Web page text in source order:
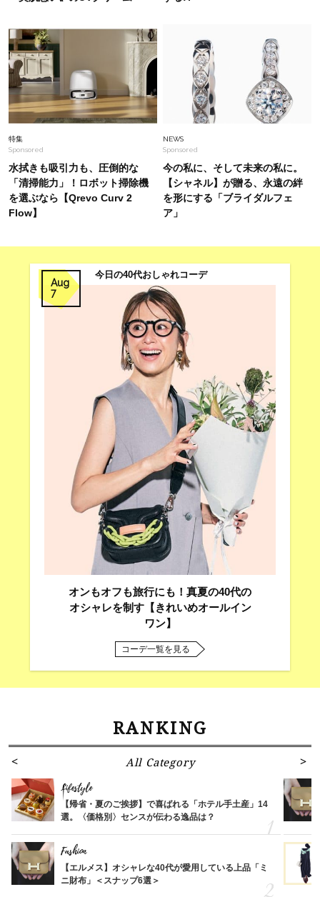
【40代の夏旅コーデ】リラクシーなワンピにバ
ッグで色を効かせて旅の高揚感を演出
Fashion 2026.8.2
【ユニクロ名品も】お手入れも着心地もラク！大
人が洒落る「黒アイテム」4選〈大草直子さんお
特集
Sponsored
水拭きも吸引力も、圧倒的な
「清掃能力」！ロボット掃除機
を選ぶなら【Qrevo Curv 2
Flow】
NEWS
Sponsored
今の私に、そして未来の私に。
【シャネル】が贈る、永遠の絆
を形にする「ブライダルフェ
ア」
Aug
7
今日の40代おしゃれコーデ
オンもオフも旅行にも！真夏の40代の
オシャレを制す【きれいめオールイン
ワン】
コーデ一覧を見る
RANKING
All Category
Lifestyle
【帰省・夏のご挨拶】で喜ばれる「ホテル手土産」14
選。〈価格別〉センスが伝わる逸品は？
Fashion
【エルメス】オシャレな40代が愛用している上品「ミ
ニ財布」＜スナップ6選＞